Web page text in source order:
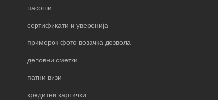
пасоши
сертификати и уверенија
примерок фото возачка дозвола
деловни сметки
патни визи
кредитни картички